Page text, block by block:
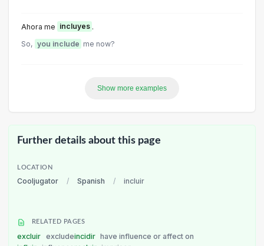
Ahora me incluyes .
So, you include me now?
Show more examples
Further details about this page
LOCATION
Cooljugator / Spanish / incluir
RELATED PAGES
excluir excludeincidir have influence or affect on